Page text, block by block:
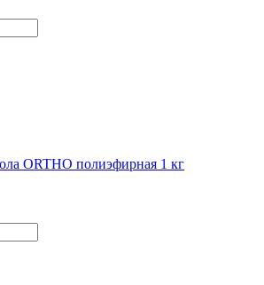
ORTHO полиэфирная 1 кг